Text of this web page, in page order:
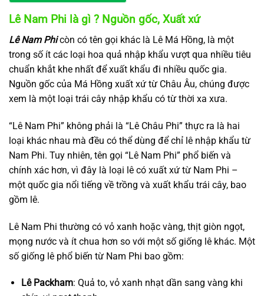
Lê Nam Phi là gì ? Nguồn gốc, Xuất xứ
Lê Nam Phicòn có tên gọi khác là Lê Má Hồng, là một
trong số ít các loại hoa quả nhập khẩu vượt qua nhiều tiêu
chuẩn khắt khe nhất để xuất khẩu đi nhiều quốc gia.
Nguồn gốc của Má Hồng xuất xứ từ Châu Âu, chúng được
xem là một loại trái cây nhập khẩu có từ thời xa xưa.
“Lê Nam Phi” không phải là “Lê Châu Phi” thực ra là hai
loại khác nhau mà đều có thể dùng để chỉ lê nhập khẩu từ
Nam Phi. Tuy nhiên, tên gọi “Lê Nam Phi” phổ biến và
chính xác hơn, vì đây là loại lê có xuất xứ từ Nam Phi –
một quốc gia nổi tiếng về trồng và xuất khẩu trái cây, bao
gồm lê.
Lê Nam Phi thường có vỏ xanh hoặc vàng, thịt giòn ngọt,
mọng nước và ít chua hơn so với một số giống lê khác. Một
số giống lê phổ biến từ Nam Phi bao gồm:
Lê Packham: Quả to, vỏ xanh nhạt dần sang vàng khi